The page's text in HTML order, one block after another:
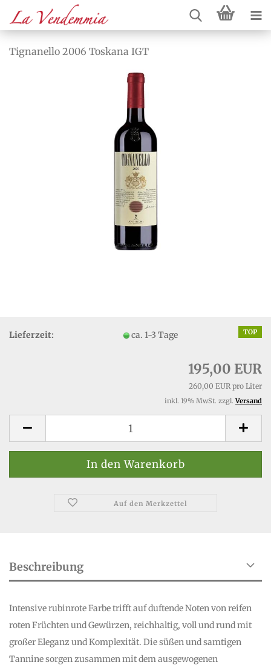
Tignanello 2006 Toskana IGT
TOP
Lieferzeit: ca. 1-3 Tage
195,00 EUR
260,00 EUR pro Liter
inkl. 19% MwSt. zzgl.Versand
Auf den Merkzettel
Beschreibung
Intensive rubinrote Farbe trifft auf duftende Noten von reifen
roten Früchten und Gewürzen, reichhaltig, voll und rund mit
großer Eleganz und Komplexität. Die süßen und samtigen
Tannine sorgen zusammen mit dem ausgewogenen